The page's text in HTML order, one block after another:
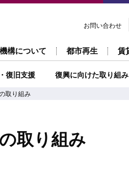
お問い合わせ
構について 都市再生 賃
復旧支援 復興に向けた取り組み
取り組み
取り組み